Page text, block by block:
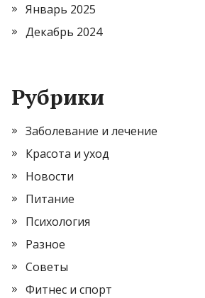
Январь 2025
Декабрь 2024
Рубрики
Заболевание и лечение
Красота и уход
Новости
Питание
Психология
Разное
Советы
Фитнес и спорт